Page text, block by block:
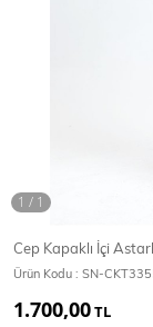
T-Shirt
Cep Kapaklı İçi
Ürün Kodu : SN-
1.700,00TL